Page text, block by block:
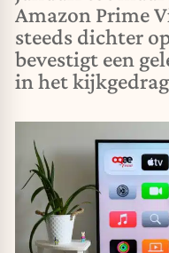
Amazon Prime
steeds dichter
bevestigt een
in het